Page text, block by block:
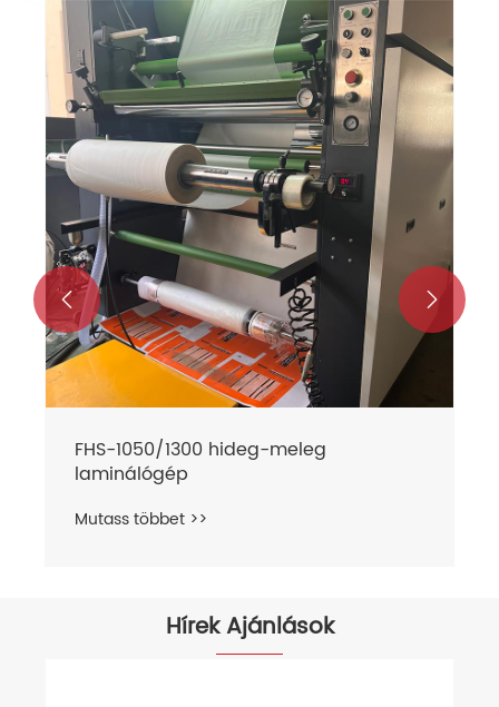
FHS-1050/1300 hideg-meleg
laminálógép
Mutass többet >>
 
Hírek Ajánlások